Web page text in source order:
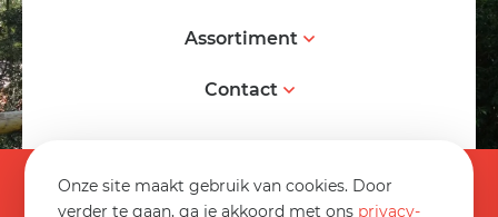
Onze site maakt gebruik van cookies. Door
verder te gaan, ga je akkoord met ons privacy-
Assortiment
Contact
Algemene voorwaarden